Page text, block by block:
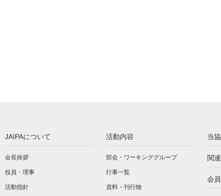
JAIPAについて
会長挨拶
役員・理事
活動指針
活動内容
部会・ワーキンググループ
行事一覧
資料・刊行物
当
関
会